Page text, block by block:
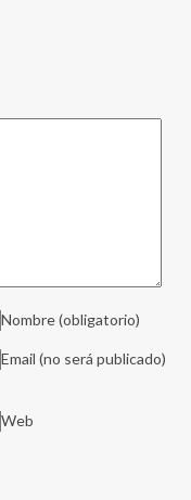
Nombre(obligatorio)
Email (no será publicado)
Web